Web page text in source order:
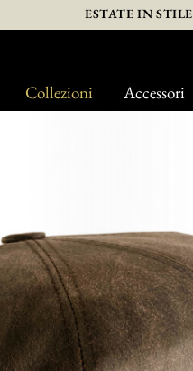
Collezioni Accessori
ESTATE IN STILE